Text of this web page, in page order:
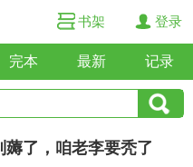
书架 登录
完本 最新 记录
薅了，咱老李要秃了